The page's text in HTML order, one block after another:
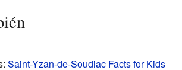
Saint-Yzan-de-Soudiac Facts for Kids